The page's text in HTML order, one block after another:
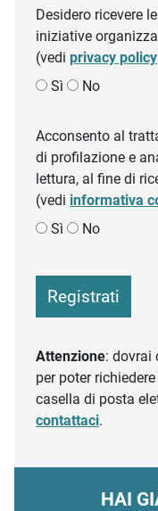
Desidero ricevere
iniziative
(vedi privacy policy
Sì
No
Acconsento al
di profilazione e
lettura, al fine di
(vedi informativa
Sì
No
Registrati
Attenzione: dovrai
per poter
casella di posta
contattaci.
HAI